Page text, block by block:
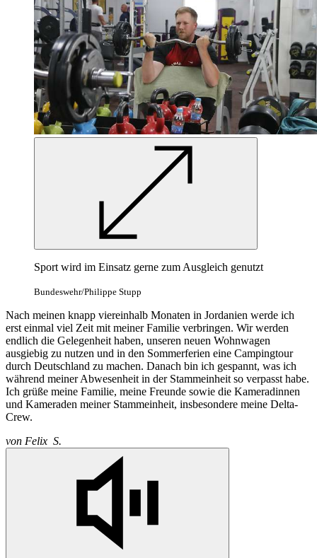
Sport wird im Einsatz gerne zum Ausgleich genutzt
Bundeswehr/Philippe Stupp
Nach meinen knapp viereinhalb Monaten in Jordanien werde ich
erst einmal viel Zeit mit meiner Familie verbringen. Wir werden
endlich die Gelegenheit haben, unseren neuen Wohnwagen
ausgiebig zu nutzen und in den Sommerferien eine Campingtour
durch Deutschland zu machen. Danach bin ich gespannt, was ich
während meiner Abwesenheit in der Stammeinheit so verpasst habe.
Ich grüße meine Familie, meine Freunde sowie die Kameradinnen
und Kameraden meiner Stammeinheit, insbesondere meine Delta-
Crew.
von Felix S.